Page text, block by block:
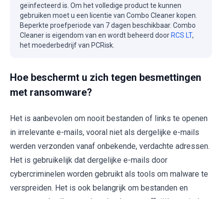
geïnfecteerd is. Om het volledige product te kunnen
gebruiken moet u een licentie van Combo Cleaner kopen.
Beperkte proefperiode van 7 dagen beschikbaar. Combo
Cleaner is eigendom van en wordt beheerd door RCS LT,
het moederbedrijf van PCRisk.
Hoe beschermt u zich tegen besmettingen
met ransomware?
Het is aanbevolen om nooit bestanden of links te openen
in irrelevante e-mails, vooral niet als dergelijke e-mails
werden verzonden vanaf onbekende, verdachte adressen.
Het is gebruikelijk dat dergelijke e-mails door
cybercriminelen worden gebruikt als tools om malware te
verspreiden. Het is ook belangrijk om bestanden en